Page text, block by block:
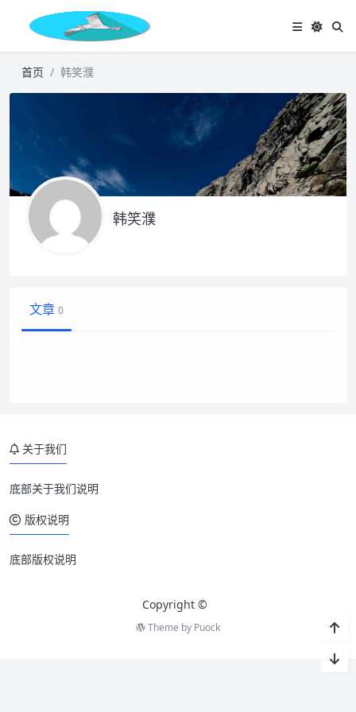
首页 韩笑濮
韩笑濮
文章 0
关于我们
底部关于我们说明
版权说明
底部版权说明
Copyright ©
Theme by Puock